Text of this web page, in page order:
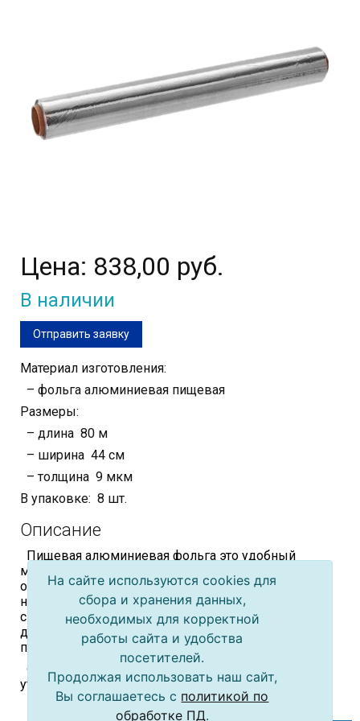
Цена: 838,00 руб.
В наличии
Отправить заявку
Материал изготовления:
– фольга алюминиевая пищевая
Размеры:
– длина 80 м
– ширина 44 см
– толщина 9 мкм
В упаковке: 8 шт.
Описание
Пищевая алюминиевая фольга это удобный
материал для запекания и хранения продуктов:
обладает прочностью, жаростойкостью,
непроницаема для влаги и жира, сохраняет
свежесть и качество продуктов в течение
длительного времени, при этом не накапливает
посторонние запахи и пыль.
Фольга разлагаемый материал, который легко
утилизируется (например, закапыванием в почву)
На сайте используются cookies для
сбора и хранения данных,
необходимых для корректной
работы сайта и удобства
посетителей.
Продолжая использовать наш сайт,
Вы соглашаетесь с политикой по
обработке ПД.